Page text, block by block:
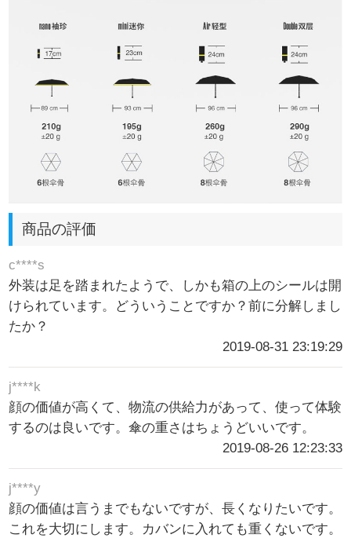
商品の評価
c****s
外装は足を踏まれたようで、しかも箱の上のシールは開
けられています。どういうことですか？前に分解しまし
たか？
2019-08-31 23:19:29
j****k
顔の価値が高くて、物流の供給力があって、使って体験
するのは良いです。傘の重さはちょうどいいです。
2019-08-26 12:23:33
j****y
顔の価値は言うまでもないですが、長くなりたいです。
これを大切にします。カバンに入れても重くないです。